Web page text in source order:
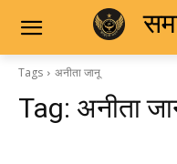
Tags अनीता जानू
Tag: अनीता